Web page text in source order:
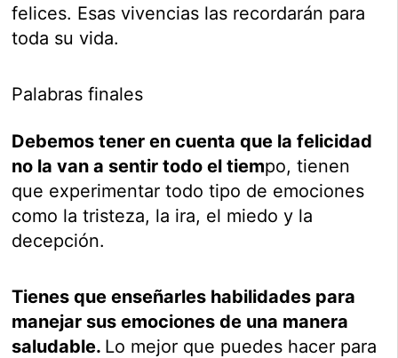
felices. Esas vivencias las recordarán para
toda su vida.
Palabras finales
Debemos tener en cuenta que la felicidad
no la van a sentir todo el tiempo, tienen
que experimentar todo tipo de emociones
como la tristeza, la ira, el miedo y la
decepción.
Tienes que enseñarles habilidades para
manejar sus emociones de una manera
saludable. Lo mejor que puedes hacer para